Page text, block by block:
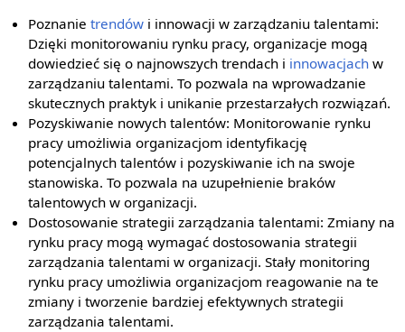
Poznanietrendów i innowacji w zarządzaniu talentami:
Dzięki monitorowaniu rynku pracy, organizacje mogą
dowiedzieć się o najnowszych trendach i innowacjach w
zarządzaniu talentami. To pozwala na wprowadzanie
skutecznych praktyk i unikanie przestarzałych rozwiązań.
Pozyskiwanie nowych talentów: Monitorowanie rynku
pracy umożliwia organizacjom identyfikację
potencjalnych talentów i pozyskiwanie ich na swoje
stanowiska. To pozwala na uzupełnienie braków
talentowych w organizacji.
Dostosowanie strategii zarządzania talentami: Zmiany na
rynku pracy mogą wymagać dostosowania strategii
zarządzania talentami w organizacji. Stały monitoring
rynku pracy umożliwia organizacjom reagowanie na te
zmiany i tworzenie bardziej efektywnych strategii
zarządzania talentami.